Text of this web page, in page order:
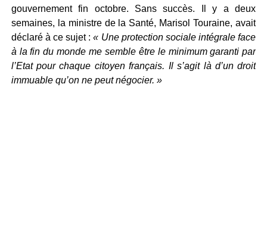
gouvernement fin octobre. Sans succès. Il y a deux
semaines, la ministre de la Santé, Marisol Touraine, avait
déclaré à ce sujet :« Une protection sociale intégrale face
à la fin du monde me semble être le minimum garanti par
l’Etat pour chaque citoyen français. Il s’agit là d’un droit
immuable qu’on ne peut négocier. »